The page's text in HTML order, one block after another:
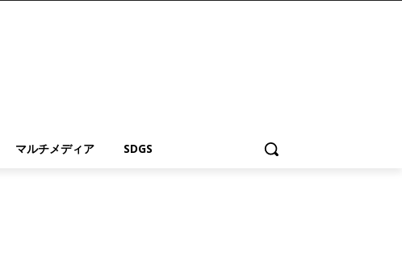
マルチメディア SDGS